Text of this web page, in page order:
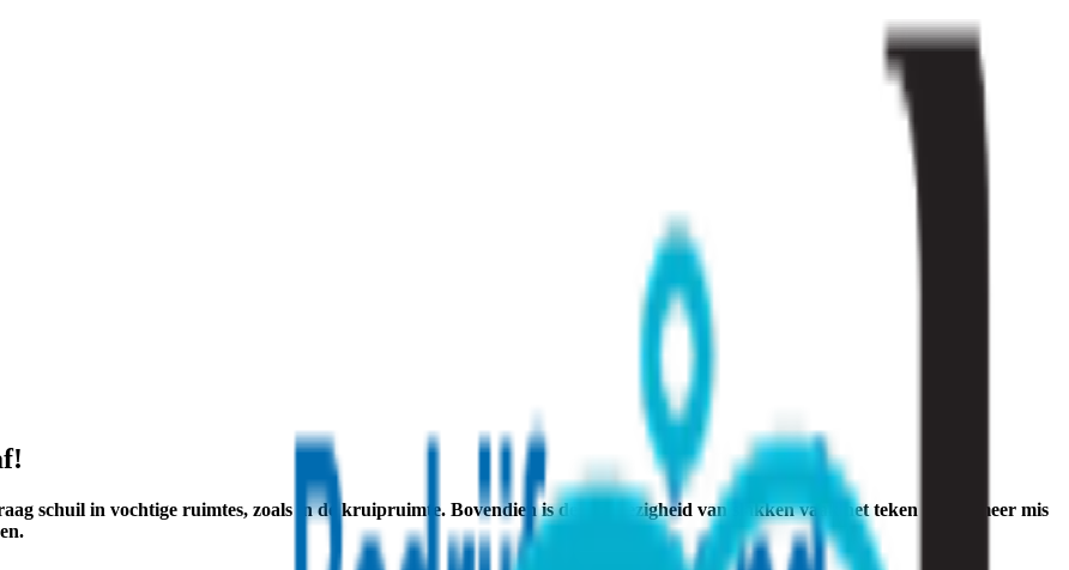
schuil in vochtige ruimtes, zoals in de kruipruimte. Bovendien is de aanwezigheid van slakken vaak het teken dat er meer mis